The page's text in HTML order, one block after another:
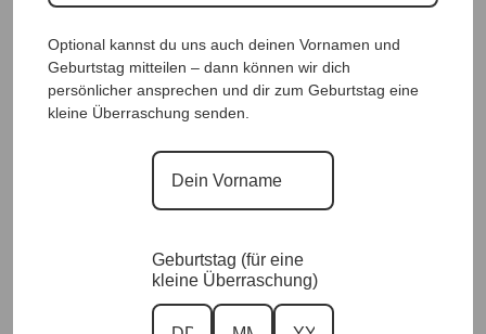
DesignShirt Golden Flowers |Gr. UNI 38-46|, Anr.: 3995
Optional kannst du uns auch deinen Vornamen und
Geburtstag mitteilen – dann können wir dich
persönlicher ansprechen und dir zum Geburtstag eine
kleine Überraschung senden.
Geburtstag (für eine
kleine Überraschung)